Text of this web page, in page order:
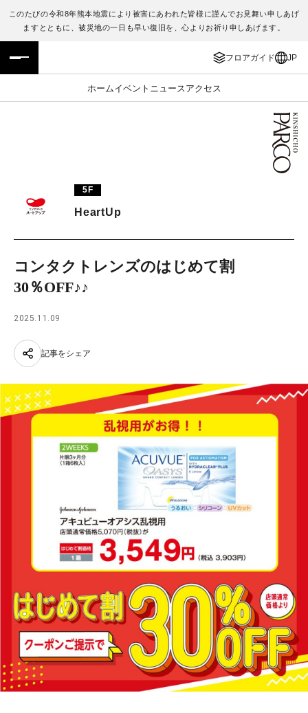
このたびの令和8年熊本地震により被害にあわれた皆様に謹んでお見舞い申しあげ
ますとともに、被災地の一日も早い復旧を、心よりお祈り申しあげます。
フロアガイド JP
ホームイベント ニュース アクセス
フロアガイド
施設案内・アクセス
TAX FREE
JP
ENGLISH
繁体字
日本語
5F
HeartUp
コンタクトレンズのはじめて割
30％OFF♪♪
2025.11.09
記事をシェア